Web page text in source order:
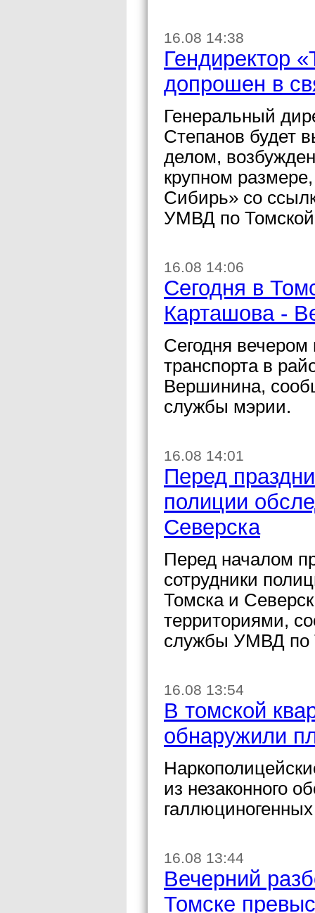
16.08 14:38
Гендиректор
допрошен в
Генеральный
Степанов будет
делом,
крупном
Сибирь» со
УМВД по
16.08 14:06
Сегодня в
Карташова -
Сегодня вечером
транспорта в
Вершинина,
службы мэрии.
16.08 14:01
Перед
полиции
Северска
Перед началом
сотрудники
Томска и
территориями,
службы УМВД по
16.08 13:54
В томской
обнаружили
из незаконного
16.08 13:44
Вечерний
Томске